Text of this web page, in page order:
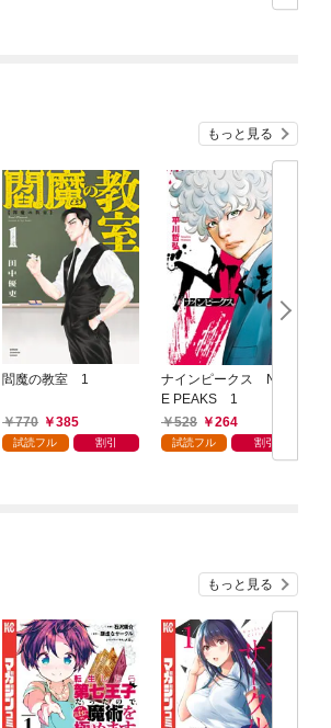
もっと見る
閻魔の教室 1
770 385
試読フル 割引
ナインピークス NIN
E PEAKS 1
528
264
試読フル 割引
もっと見る